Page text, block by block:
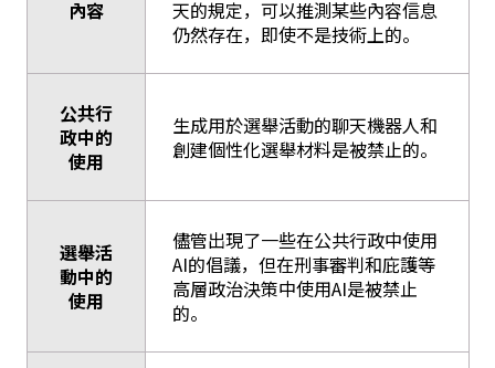
內容
天的規定，可以推測某些內容信息
仍然存在，即使不是技術上的。
公共行
政中的
使用
生成用於選舉活動的聊天機器人和
創建個性化選舉材料是被禁止的。
選舉活
動中的
使用
儘管出現了一些在公共行政中使用
AI的倡議，但在刑事審判和庇護等
高層政治決策中使用AI是被禁止
的。